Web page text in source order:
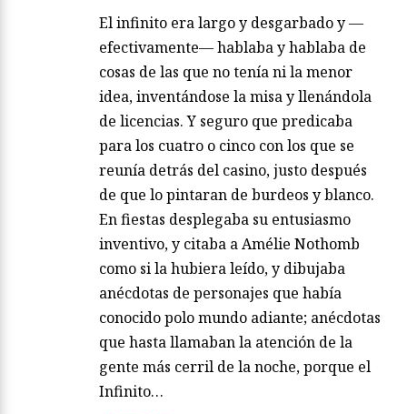
El infinito era largo y desgarbado y —
efectivamente— hablaba y hablaba de
cosas de las que no tenía ni la menor
idea, inventándose la misa y llenándola
de licencias. Y seguro que predicaba
para los cuatro o cinco con los que se
reunía detrás del casino, justo después
de que lo pintaran de burdeos y blanco.
En fiestas desplegaba su entusiasmo
inventivo, y citaba a Amélie Nothomb
como si la hubiera leído, y dibujaba
anécdotas de personajes que había
conocido polo mundo adiante; anécdotas
que hasta llamaban la atención de la
gente más cerril de la noche, porque el
Infinito…